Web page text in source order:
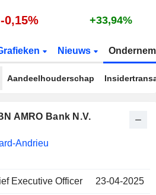
-0,15% +33,94%
Nieuws
Aandeelhouderschap
AMRO Bank N.V.
Andrieu
Executive Officer 23-04-2025